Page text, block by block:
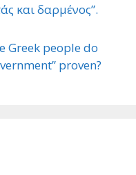
και δαρμένος”.
Greek people do
proven?